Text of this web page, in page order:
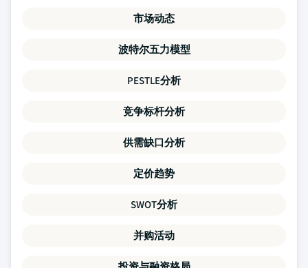
市场动态
波特尔五力模型
PESTLE分析
竞争标杆分析
供需缺口分析
定价趋势
SWOT分析
并购活动